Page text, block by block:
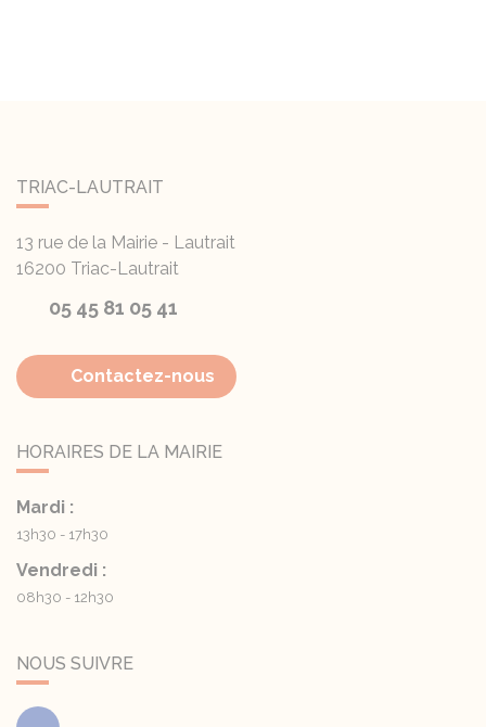
TRIAC-LAUTRAIT
13 rue de la Mairie - Lautrait
16200 Triac-Lautrait
05 45 81 05 41
Contactez-nous
HORAIRES DE LA MAIRIE
Mardi :
13h30 - 17h30
Vendredi :
08h30 - 12h30
NOUS SUIVRE